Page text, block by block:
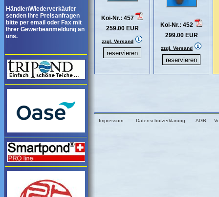
Händler/Wiederverkäufer
senden Ihre Preisanfragen
bitte per email oder Fax mit
Ihrer Gewerbeanmeldung an
uns.
Koi-Nr.: 457
259.00 EUR
zzgl. Versand
Koi-Nr.: 452
299.00 EUR
zzgl. Versand
Impressum Datenschutzerklärung AGB